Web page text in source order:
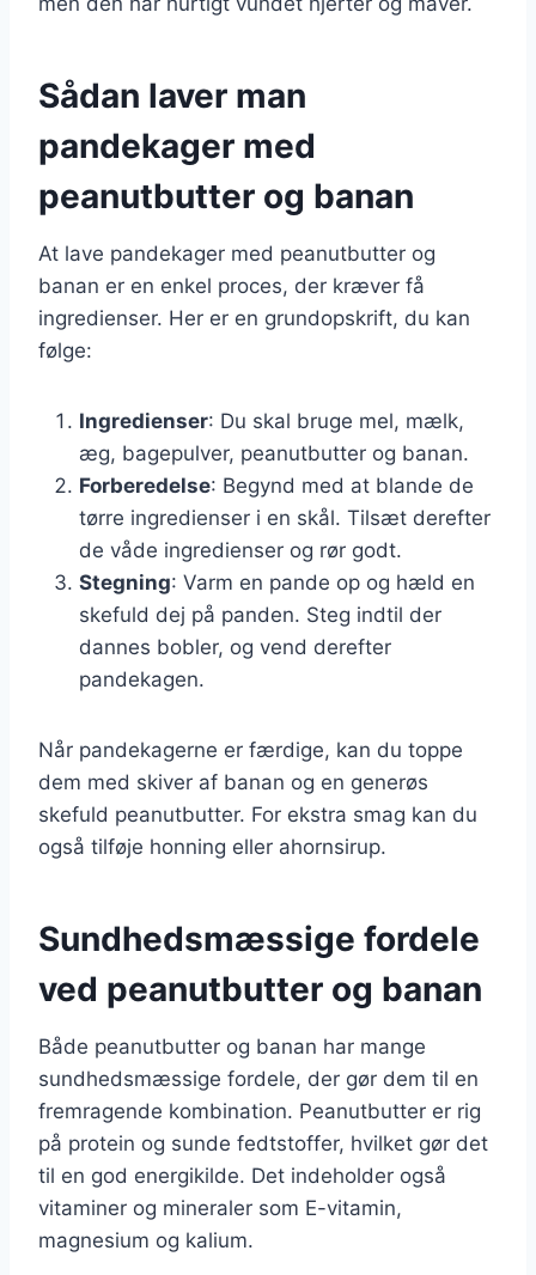
Sådan laver man
pandekager med
peanutbutter og banan
At lave pandekager med peanutbutter og
banan er en enkel proces, der kræver få
ingredienser. Her er en grundopskrift, du kan
følge:
Ingredienser: Du skal bruge mel, mælk,
æg, bagepulver, peanutbutter og banan.
Forberedelse: Begynd med at blande de
tørre ingredienser i en skål. Tilsæt derefter
de våde ingredienser og rør godt.
Stegning: Varm en pande op og hæld en
skefuld dej på panden. Steg indtil der
dannes bobler, og vend derefter
pandekagen.
Når pandekagerne er færdige, kan du toppe
dem med skiver af banan og en generøs
skefuld peanutbutter. For ekstra smag kan du
også tilføje honning eller ahornsirup.
Sundhedsmæssige fordele
ved peanutbutter og banan
Både peanutbutter og banan har mange
sundhedsmæssige fordele, der gør dem til en
fremragende kombination. Peanutbutter er rig
på protein og sunde fedtstoffer, hvilket gør det
til en god energikilde. Det indeholder også
vitaminer og mineraler som E-vitamin,
magnesium og kalium.